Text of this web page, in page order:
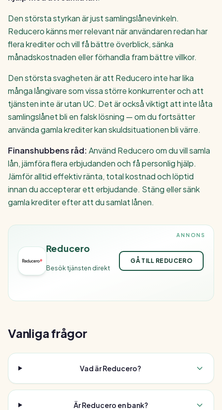
Den största styrkan är just samlingslånevinkeln.
Reducero känns mer relevant när användaren redan har
flera krediter och vill få bättre överblick, sänka
månadskostnaden eller förhandla fram bättre villkor.
Den största svagheten är att Reducero inte har lika
många långivare som vissa större konkurrenter och att
tjänsten inte är utan UC. Det är också viktigt att inte låta
samlingslånet bli en falsk lösning — om du fortsätter
använda gamla krediter kan skuldsituationen bli värre.
Finanshubbens råd: Använd Reducero om du vill samla
lån, jämföra flera erbjudanden och få personlig hjälp.
Jämför alltid effektiv ränta, total kostnad och löptid
innan du accepterar ett erbjudande. Stäng eller sänk
gamla krediter efter att du samlat lånen.
ANNONS
Reducero
Besök tjänsten direkt
GÅ TILL REDUCERO
Vanliga frågor
Vad är Reducero?
Är Reducero en bank?